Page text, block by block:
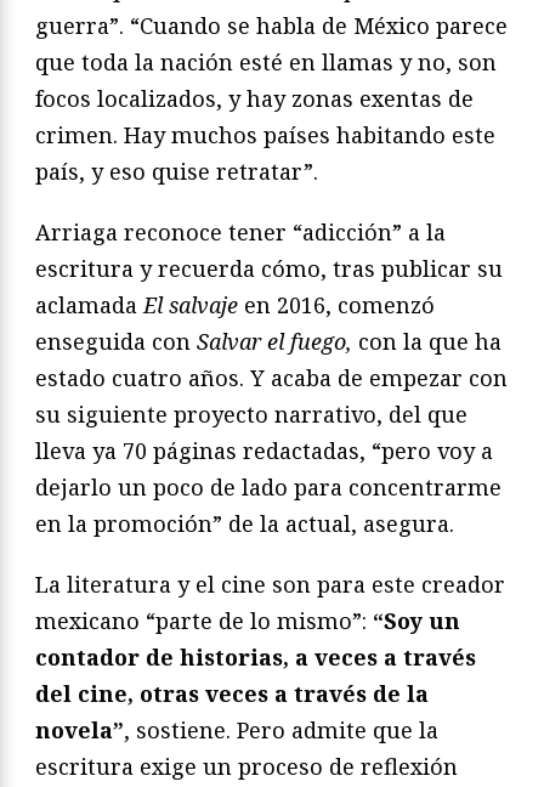
guerra”. “Cuando se habla de México parece
que toda la nación esté en llamas y no, son
focos localizados, y hay zonas exentas de
crimen. Hay muchos países habitando este
país, y eso quise retratar”.
Arriaga reconoce tener “adicción” a la
escritura y recuerda cómo, tras publicar su
aclamadaEl salvaje en 2016, comenzó
enseguida con Salvar el fuego, con la que ha
estado cuatro años. Y acaba de empezar con
su siguiente proyecto narrativo, del que
lleva ya 70 páginas redactadas, “pero voy a
dejarlo un poco de lado para concentrarme
en la promoción” de la actual, asegura.
La literatura y el cine son para este creador
mexicano “parte de lo mismo”: “Soy un
contador de historias, a veces a través
del cine, otras veces a través de la
novela”, sostiene. Pero admite que la
escritura exige un proceso de reflexión